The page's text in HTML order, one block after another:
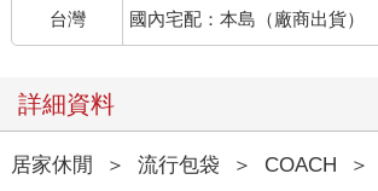
台灣 國內宅配：本島（廠商出貨）
詳細資料
居家休閒 ＞ 流行包袋 ＞ COACH ＞